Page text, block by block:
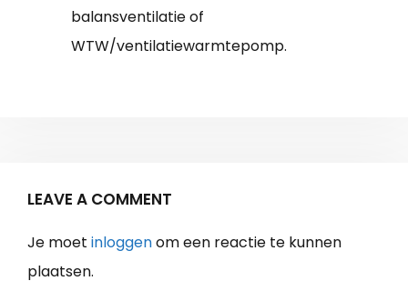
balansventilatie of
WTW/ventilatiewarmtepomp.
LEAVE A COMMENT
Je moet inloggenom een reactie te kunnen
plaatsen.